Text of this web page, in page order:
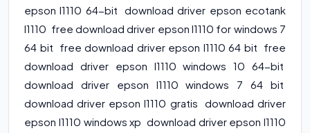
epson l1110 64-bit download driver epson ecotank
l1110 free download driver epson l1110 for windows 7
64 bit free download driver epson l1110 64 bit free
download driver epson l1110 windows 10 64-bit
download driver epson l1110 windows 7 64 bit
download driver epson l1110 gratis download driver
epson l1110 windows xp download driver epson l1110